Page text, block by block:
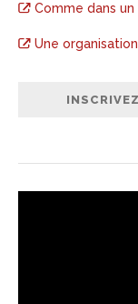
Comme dans
Une